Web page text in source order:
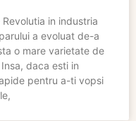
in industria
a evoluat de-a
o mare varietate de
daca esti in
pentru a-ti vopsi